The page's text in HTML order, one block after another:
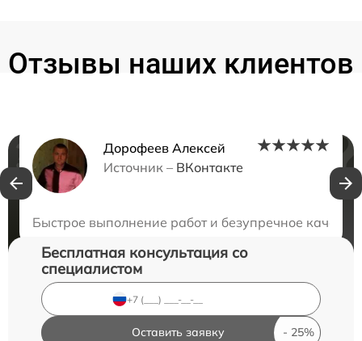
Отзывы наших клиентов
Дорофеев Алексей
Источник – ВКонтакте
Быстрое выполнение работ и безупречное
Нужна консультация?
Бесплатная консультация со
специалистом
Оставить заявку